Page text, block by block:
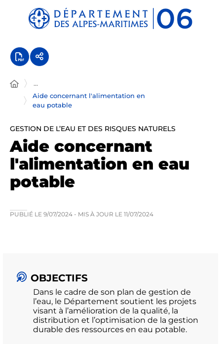
Panneau de gestion des cookies
...
Aide concernant l'alimentation en
eau potable
GESTION DE L’EAU ET DES RISQUES NATURELS
Aide concernant
l'alimentation en eau
potable
PUBLIÉ LE 9/07/2024 - MIS À JOUR LE 11/07/2024
OBJECTIFS
Dans le cadre de son plan de gestion de
l’eau, le Département soutient les projets
visant à l’amélioration de la qualité, la
distribution et l’optimisation de la gestion
durable des ressources en eau potable.